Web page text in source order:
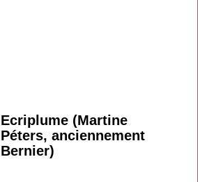
Ecriplume (Martine
Péters, anciennement
Bernier)